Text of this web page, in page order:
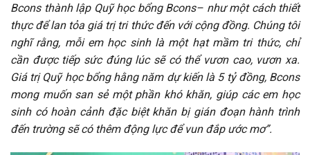
Bcons thành lập Quỹ học bổng Bcons– như một cách thiết
thực để lan tỏa giá trị tri thức đến với cộng đồng. Chúng tôi
nghĩ rằng, mỗi em học sinh là một hạt mầm tri thức, chỉ
cần được tiếp sức đúng lúc sẽ có thể vươn cao, vươn xa.
Giá trị Quỹ học bổng hằng năm dự kiến là 5 tỷ đồng, Bcons
mong muốn san sẻ một phần khó khăn, giúp các em học
sinh có hoàn cảnh đặc biệt khăn bị gián đoạn hành trình
đến trường sẽ có thêm động lực để vun đắp ước mơ”.